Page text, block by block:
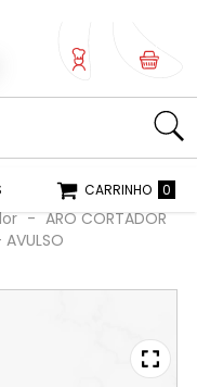
0
CARRINHO 0
- ARO CORTADOR